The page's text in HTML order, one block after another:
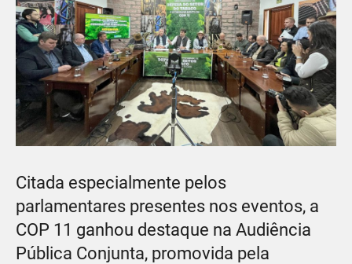
Citada especialmente pelos
parlamentares presentes nos eventos, a
COP 11 ganhou destaque na Audiência
Pública Conjunta, promovida pela